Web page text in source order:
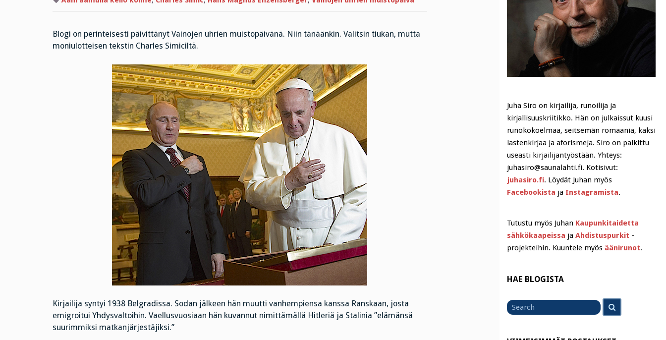
Blogi on perinteisesti päivittänyt Vainojen uhrien muistopäivänä. Niin tänäänkin. Valitsin tiukan, mutta
moniulotteisen tekstin Charles Simiciltä.
Kirjailija syntyi 1938 Belgradissa. Sodan jälkeen hän muutti vanhempiensa kanssa Ranskaan, josta
emigroitui Yhdysvaltoihin. Vaellusvuosiaan hän kuvannut nimittämällä Hitleriä ja Stalinia ”elämänsä
suurimmiksi matkanjärjestäjiksi.”
Juha Siro on kirjailija, runoilija ja
kirjallisuuskriitikko. Hän on julkaissut kuusi
runokokoelmaa, seitsemän romaania, kaksi
lastenkirjaa ja aforismeja. Siro on palkittu
useasti kirjailijantyöstään. Yhteys:
juhasiro@saunalahti.fi. Kotisivut:
juhasiro.fi. Löydät Juhan myös
Facebookista ja Instagramista.
Tutustu myös Juhan Kaupunkitaidetta
sähkökaapeissa ja Ahdistuspurkit -
projekteihin. Kuuntele myös äänirunot.
HAE BLOGISTA
for